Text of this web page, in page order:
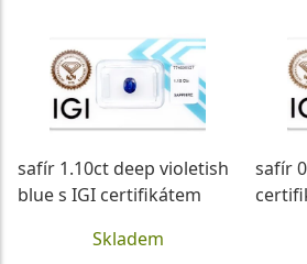
safír 1.10ct deep violetish
blue s IGI certifikátem
Skladem
safír